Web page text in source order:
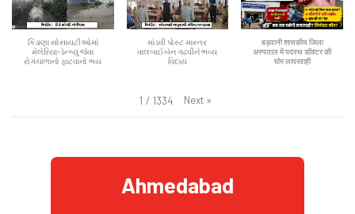
કિડાણા સોસાયટીઓમાં
મેલેરિયા-ડેન્ગ્યુ જેવા
રોગચાળાનો ફાટવાનો ભય
માંડવી પોસ્ટ માસ્તર
વાલબાઈબેન ગઢવીને ભવ્ય
વિદાય
बड़वानी शासकीय जिला
अस्पताल में पदस्थ डॉक्टर की
घोर लापरवाही
1 / 1334 Next »
Ahmedabad